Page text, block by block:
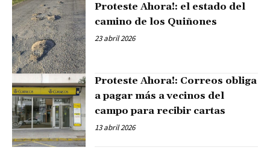
Proteste Ahora!: el estado del
camino de los Quiñones
23 abril 2026
Proteste Ahora!: Correos obliga
a pagar más a vecinos del
campo para recibir cartas
13 abril 2026